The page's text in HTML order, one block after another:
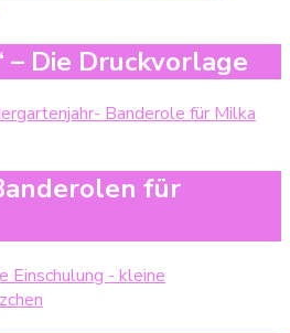
– Die Druckvorlage
für